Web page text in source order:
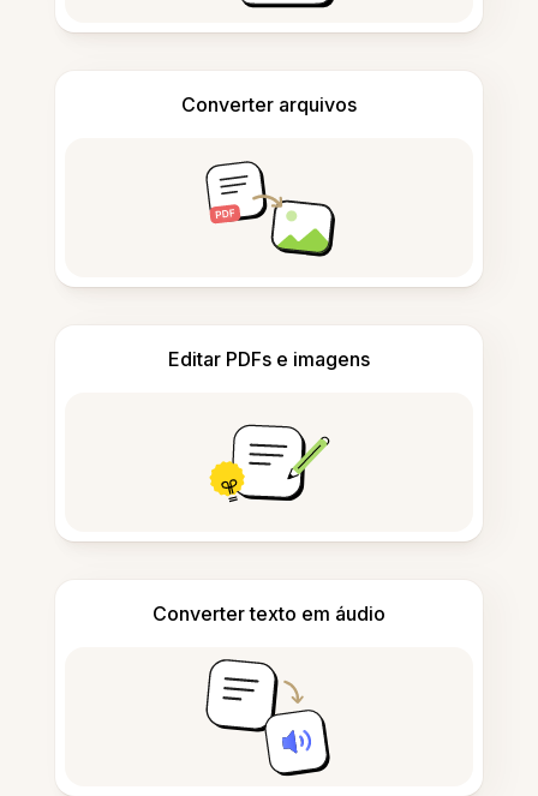
Converter arquivos
Editar PDFs e imagens
Converter texto em áudio